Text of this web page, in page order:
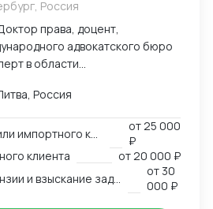
Россия
адвокатского бюро
в области
деятельности,
сделок и решения
споров. Международный
суд / Рига, Латвия,
суд IAC / Алматы,
Россия
от25 000
₽
клиента
от20 000 ₽
от 30
000 ₽